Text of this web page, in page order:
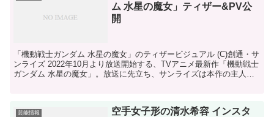
ム 水星の魔女」ティザー&PV公
開
「機動戦士ガンダム 水星の魔女」のティザービジュアル (C)創通・サ
ンライズ 2022年10月より放送開始する、TVアニメ最新作「機動戦士
ガンダム 水星の魔女」。放送に先立ち、サンライズは本作の主人公
芸能情報
空手女子形の清水希容 インスタ